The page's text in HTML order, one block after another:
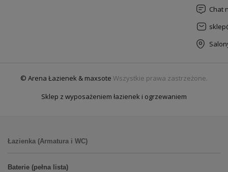
Chat
© Arena Łazienek & maxsote Wszystkie prawa zastrzeżone.
Sklep z wyposażeniem łazienek i ogrzewaniem
Łazienka (Armatura i WC)
Baterie (pełna lista)